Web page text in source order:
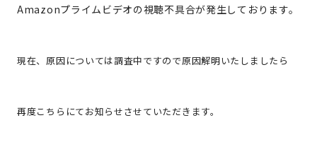
Amazonプライムビデオの視聴不具合が発生しております。
現在、原因については調査中ですので原因解明いたしましたら
再度こちらにてお知らせさせていただきます。